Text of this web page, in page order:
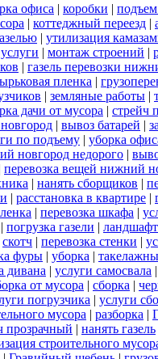
офиса | коробки |
| коттеджный переезд |
| утилизация
| монтаж строений |
| газель перевозки
пленка |
| земляные работы |
дачи от мусора | стрейч
| вывоз батарей |
по подъему | уборка
новгород недорого |
перевозка вещей нижний
| нанять сборщиков |
| расстановка в квартире |
| перевозка шкафа |
| погрузка газели |
скотч | перевозка стенки |
фуры | уборка |
дивана | услуги самосвала
от мусора | сборка |
погрузчика | услуги
мусора | разборка |
прозрачный | нанять газель
строительного